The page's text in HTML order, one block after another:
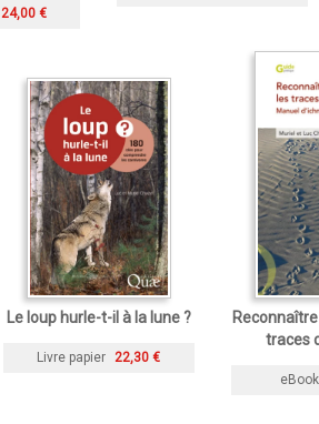
24,00 €
Le loup hurle-t-il à la lune ?
Livre papier 22,30 €
traces
eBook